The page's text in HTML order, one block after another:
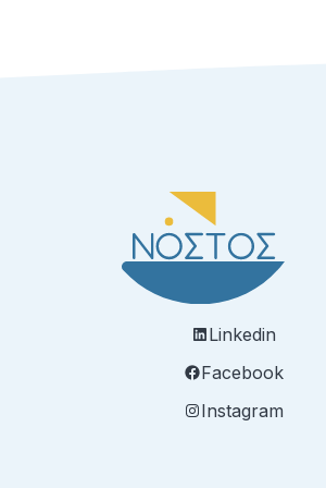
Linkedin
Facebook
Instagram